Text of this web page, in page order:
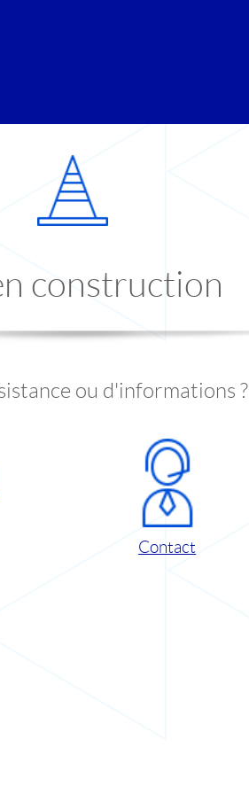
construction
ou d'informations ?
Contact